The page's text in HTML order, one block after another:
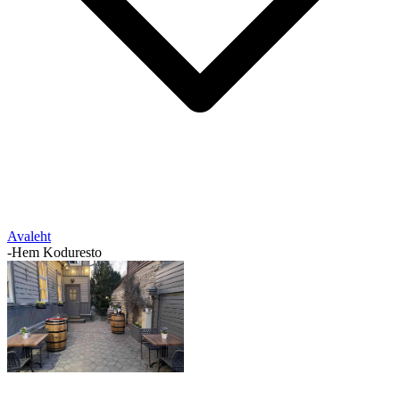
Avaleht
-Hem Koduresto